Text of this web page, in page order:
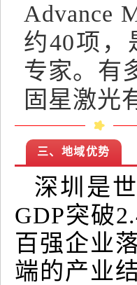
Advance
约40项，
专家。有
固星激光
三、地域优势
深圳是
GDP突破
百强企业
端的产业